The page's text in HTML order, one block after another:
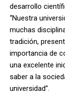
desarrollo
“Nuestra
muchas
tradición,
importancia de
una excelente
saber a la
universidad”.